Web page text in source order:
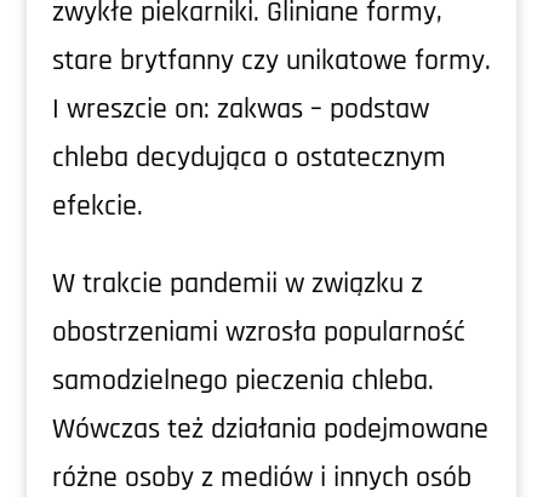
zwykłe piekarniki. Gliniane formy,
stare brytfanny czy unikatowe formy.
I wreszcie on: zakwas – podstaw
chleba decydująca o ostatecznym
efekcie.
W trakcie pandemii w związku z
obostrzeniami wzrosła popularność
samodzielnego pieczenia chleba.
Wówczas też działania podejmowane
różne osoby z mediów i innych osób